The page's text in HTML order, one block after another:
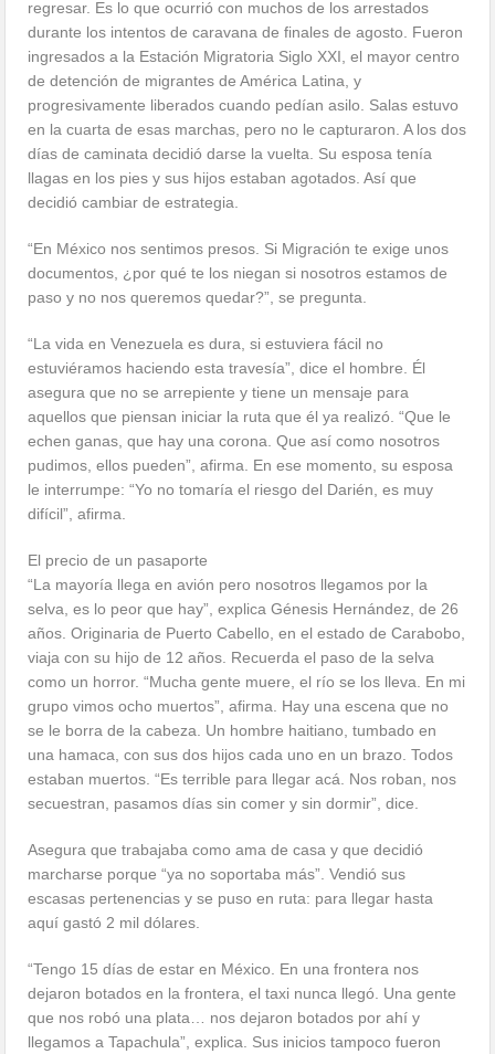
regresar. Es lo que ocurrió con muchos de los arrestados
durante los intentos de caravana de finales de agosto. Fueron
ingresados a la Estación Migratoria Siglo XXI, el mayor centro
de detención de migrantes de América Latina, y
progresivamente liberados cuando pedían asilo. Salas estuvo
en la cuarta de esas marchas, pero no le capturaron. A los dos
días de caminata decidió darse la vuelta. Su esposa tenía
llagas en los pies y sus hijos estaban agotados. Así que
decidió cambiar de estrategia.
“En México nos sentimos presos. Si Migración te exige unos
documentos, ¿por qué te los niegan si nosotros estamos de
paso y no nos queremos quedar?”, se pregunta.
“La vida en Venezuela es dura, si estuviera fácil no
estuviéramos haciendo esta travesía”, dice el hombre. Él
asegura que no se arrepiente y tiene un mensaje para
aquellos que piensan iniciar la ruta que él ya realizó. “Que le
echen ganas, que hay una corona. Que así como nosotros
pudimos, ellos pueden”, afirma. En ese momento, su esposa
le interrumpe: “Yo no tomaría el riesgo del Darién, es muy
difícil”, afirma.
El precio de un pasaporte
“La mayoría llega en avión pero nosotros llegamos por la
selva, es lo peor que hay”, explica Génesis Hernández, de 26
años. Originaria de Puerto Cabello, en el estado de Carabobo,
viaja con su hijo de 12 años. Recuerda el paso de la selva
como un horror. “Mucha gente muere, el río se los lleva. En mi
grupo vimos ocho muertos”, afirma. Hay una escena que no
se le borra de la cabeza. Un hombre haitiano, tumbado en
una hamaca, con sus dos hijos cada uno en un brazo. Todos
estaban muertos. “Es terrible para llegar acá. Nos roban, nos
secuestran, pasamos días sin comer y sin dormir”, dice.
Asegura que trabajaba como ama de casa y que decidió
marcharse porque “ya no soportaba más”. Vendió sus
escasas pertenencias y se puso en ruta: para llegar hasta
aquí gastó 2 mil dólares.
“Tengo 15 días de estar en México. En una frontera nos
dejaron botados en la frontera, el taxi nunca llegó. Una gente
que nos robó una plata… nos dejaron botados por ahí y
llegamos a Tapachula”, explica. Sus inicios tampoco fueron